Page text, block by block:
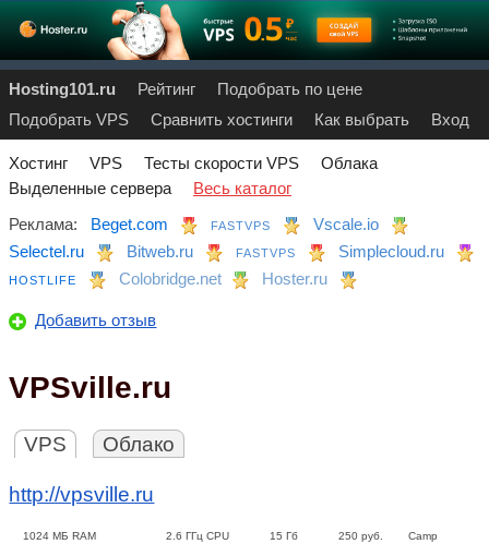
Hosting101.ru Рейтинг
Подобрать по цене
Подобрать VPS
Сравнить хостинги Как выбрать Вход
Хостинг VPS Тесты скорости VPS
Облака
Выделенные сервера
Весь каталог
Реклама:
Beget.com FASTVPS
Vscale.io
Selectel.ru
Bitweb.ru FASTVPS Simplecloud.ru
HOSTLIFE Colobridge.net Hoster.ru
Добавить отзыв
VPSville.ru
VPS Облако
http://vpsville.ru
1024 МБ RAM 2.6 ГГц CPU 15 Гб 250 руб. Camp